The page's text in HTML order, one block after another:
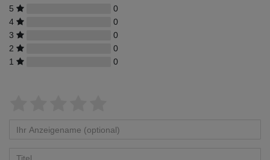
5
0
4
0
3
0
2
0
1
0